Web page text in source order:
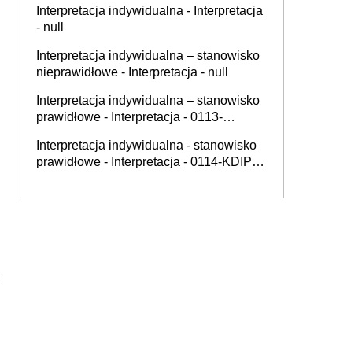
Interpretacja indywidualna - Interpretacja
- null
Interpretacja indywidualna – stanowisko
nieprawidłowe - Interpretacja - null
Interpretacja indywidualna – stanowisko
prawidłowe - Interpretacja - 0113-
Interpretacja indywidualna - stanowisko
prawidłowe - Interpretacja - 0114-KDIP1-